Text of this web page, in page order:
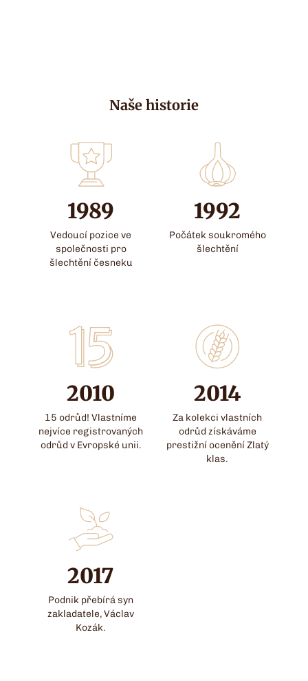
Naše historie
1989
Vedoucí pozice ve
společnosti pro
šlechtění česneku
1992
Počátek soukromého
šlechtění
2010
15 odrůd! Vlastníme
nejvíce registrovaných
odrůd v Evropské unii.
2014
Za kolekci vlastních
odrůd získáváme
prestižní ocenění Zlatý
klas.
2017
Podnik přebírá syn
zakladatele, Václav
Kozák.